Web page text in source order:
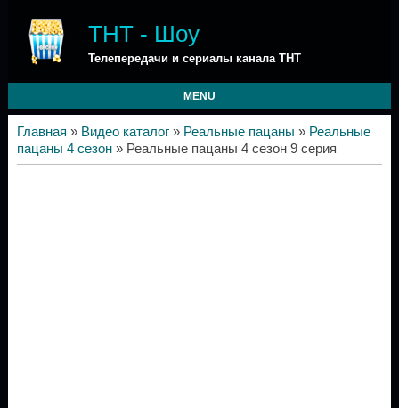
ТНТ - Шоу
Телепередачи и сериалы канала ТНТ
MENU
Главная » Видео каталог» Реальные пацаны » Реальные
пацаны 4 сезон» Реальные пацаны 4 сезон 9 серия